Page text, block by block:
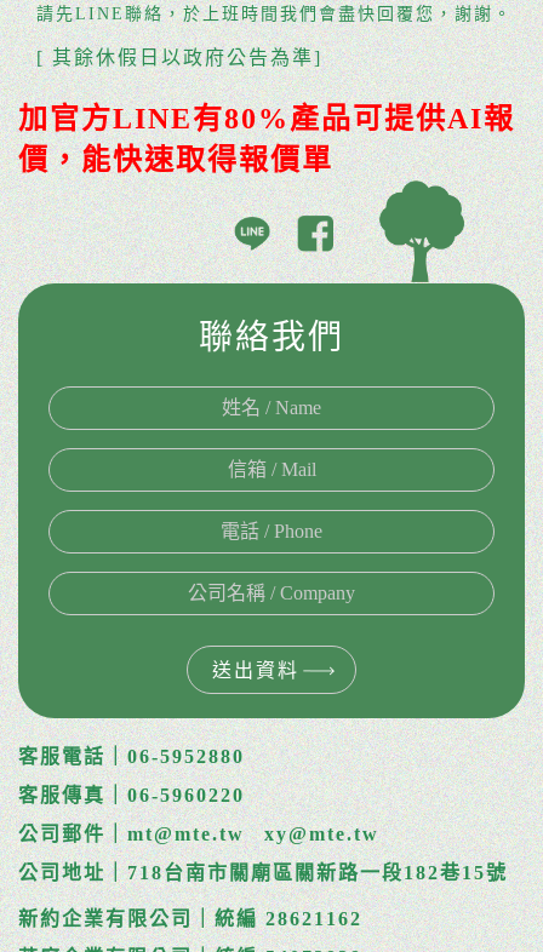
請先LINE聯絡，於上班時間我們會盡快回覆您，謝謝。
[ 其餘休假日以政府公告為準]
加官方LINE有80%產品可提供AI報
價，能快速取得報價單
聯絡我們
送出資料
客服電話｜06-5952880
客服傳真｜06-5960220
公司郵件｜mt@mte.tw xy@mte.tw
公司地址｜718台南市關廟區關新路一段182巷15號
新約企業有限公司｜統編 28621162